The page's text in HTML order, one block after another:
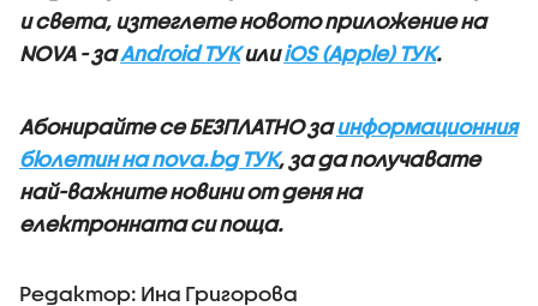
и света, изтеглете новото приложение на
NOVA - заAndroid ТУКилиiOS (Apple) ТУК.
Абонирайте се БЕЗПЛАТНО заинформационния
бюлетин на nova.bg ТУК, за да получавате
най-важните новини от деня на
електронната си поща.
Редактор: Ина Григорова